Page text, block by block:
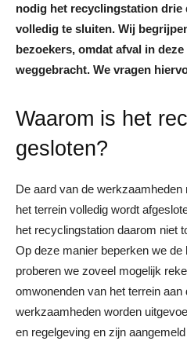
nodig het recyclingstation drie
volledig te sluiten. Wij
bezoekers, omdat afval in
weggebracht. We vragen
Waarom is het
gesloten?
De aard van de
het terrein volledig wordt
het recyclingstation daarom niet
Op deze manier beperken we
proberen we zoveel mogelijk
omwonenden van het terrein
werkzaamheden worden
en regelgeving en zijn